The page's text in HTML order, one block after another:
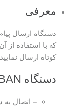
معرفی
كه با استفاده از
كوتاه ارسال
دستگاه SMS-BAN
–